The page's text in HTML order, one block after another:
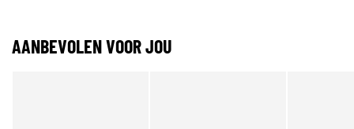
AANBEVOLEN VOOR JOU